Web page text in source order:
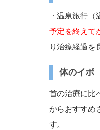
・温泉旅行
予定を終えて
り治療経過を
体のイボ
首の治療に比
からおすすめ
す。